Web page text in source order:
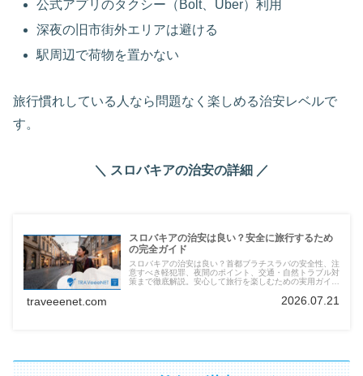
公式アプリのタクシー（Bolt、Uber）利用
深夜の旧市街外エリアは避ける
駅周辺で荷物を置かない
旅行慣れしている人なら問題なく楽しめる治安レベルで
す。
＼ スロバキアの治安の詳細 ／
スロバキアの治安は良い？安全に旅行するため
の完全ガイド
スロバキアの治安は良い？首都ブラチスラバの安全性、注
意すべき軽犯罪、夜間のポイント、交通・自然トラブル対
策まで徹底解説。安心して旅行を楽しむための実用ガイ
traveeenet.com 2026.07.21